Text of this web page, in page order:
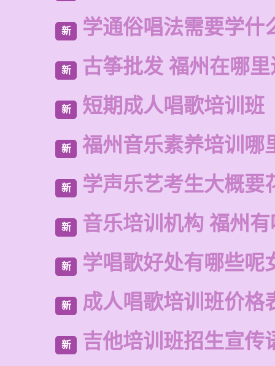
新 学通俗唱法需要学什
新 古筝批发 福州在哪
新 短期成人唱歌培训班
新 福州音乐素养培训哪
新 学声乐艺考生大概要
新 音乐培训机构 福州
新 学唱歌好处有哪些呢
新 成人唱歌培训班价格
新 吉他培训班招生宣传